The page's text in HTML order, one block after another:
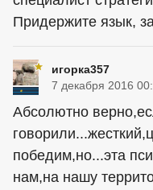
Придержите язык,
игорка357
7 декабря 2016
Абсолютно
победим,но...эта
нам,на нашу